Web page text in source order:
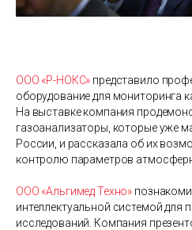
ООО «Р-НОКС» представило
оборудование для мониторинга
На выставке компания
газоанализаторы, которые уже
России, и рассказала об их
контролю параметров
ООО «Альгимед Техно»
интеллектуальной системой для
исследований. Компания